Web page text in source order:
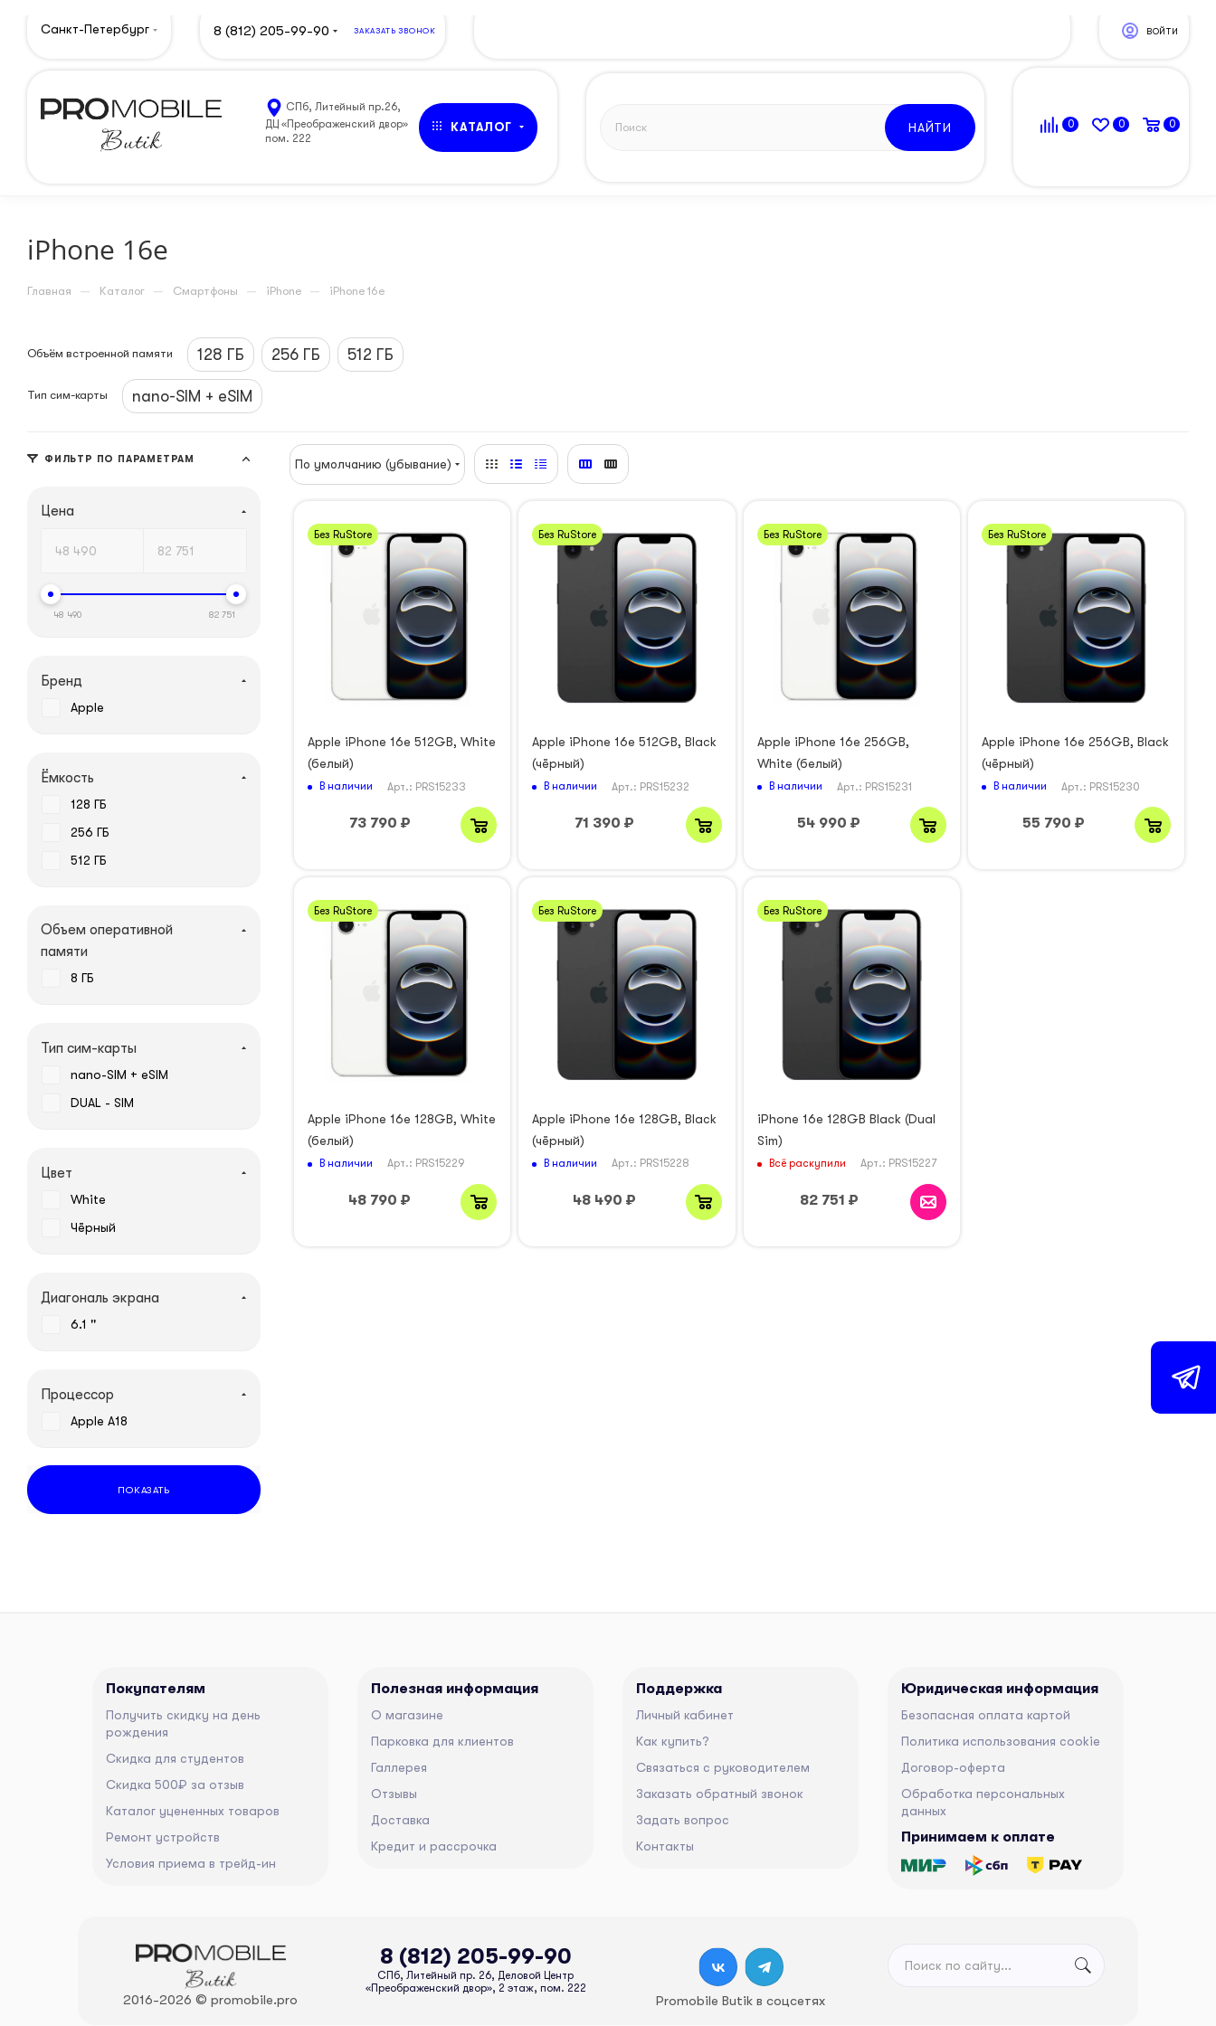
Санкт-Петербург 8 (812) 205-99-90 ЗАКАЗАТЬ ЗВОНОК ВОЙТИ
СПб, Литейный пр.26,
ДЦ «Преображенский двор»
пом. 222
КАТАЛОГ НАЙТИ 0 0 0
iPhone 16e
Главная — Каталог — Смартфоны — iPhone — iPhone 16e
Объём встроенной памяти 128 ГБ 256 ГБ 512 ГБ
Тип сим-карты nano-SIM + eSIM
По умолчанию (убывание)
Без RuStore
Apple iPhone 16e 512GB, White
(белый)
В наличии Арт.: PRS15233
73 790 ₽
Без RuStore
Apple iPhone 16e 512GB, Black
(чёрный)
В наличии Арт.: PRS15232
71 390 ₽
Без RuStore
Apple iPhone 16e 256GB,
White (белый)
В наличии Арт.: PRS15231
54 990 ₽
Без RuStore
Apple iPhone 16e 256GB, Black
(чёрный)
В наличии Арт.: PRS15230
55 790 ₽
Без RuStore
Apple iPhone 16e 128GB, White
(белый)
В наличии Арт.: PRS15229
48 790 ₽
Без RuStore
Apple iPhone 16e 128GB, Black
(чёрный)
В наличии Арт.: PRS15228
48 490 ₽
Без RuStore
iPhone 16e 128GB Black (Dual
Sim)
Всё раскупили Арт.: PRS15227
82 751 ₽
ФИЛЬТР ПО ПАРАМЕТРАМ
Цена
48 490 82 751
Бренд
Apple
Ёмкость
128 ГБ
256 ГБ
512 ГБ
Объем оперативной
памяти
8 ГБ
Тип сим-карты
nano-SIM + eSIM
DUAL - SIM
Цвет
White
Чёрный
Диагональ экрана
6.1 ''
Процессор
Apple A18
ПОКАЗАТЬ
Покупателям
Получить скидку на день
рождения
Скидка для студентов
Скидка 500₽ за отзыв
Каталог уцененных товаров
Ремонт устройств
Условия приема в трейд-ин
Полезная информация
О магазине
Парковка для клиентов
Галлерея
Отзывы
Доставка
Кредит и рассрочка
Поддержка
Личный кабинет
Как купить?
Связаться с руководителем
Заказать обратный звонок
Задать вопрос
Контакты
Юридическая информация
Безопасная оплата картой
Политика использования cookie
Договор-оферта
Обработка персональных
данных
Принимаем к оплате
2016-2026 © promobile.pro
8 (812) 205-99-90
СПб, Литейный пр. 26, Деловой Центр
«Преображенский двор», 2 этаж, пом. 222
Promobile Butik в соцсетях